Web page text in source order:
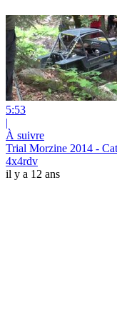
5:53
|
À suivre
Trial Morzine 2014 -
4x4rdv
il y a 12 ans